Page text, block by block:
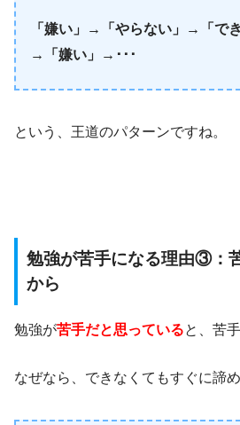
「嫌い」→「やらない」→「で
→「嫌い」→･･･
という、王道のパターンですね。
勉強が苦手になる理由③：
から
勉強が苦手だと思っていると、苦
なぜなら、できなくてもすぐに諦